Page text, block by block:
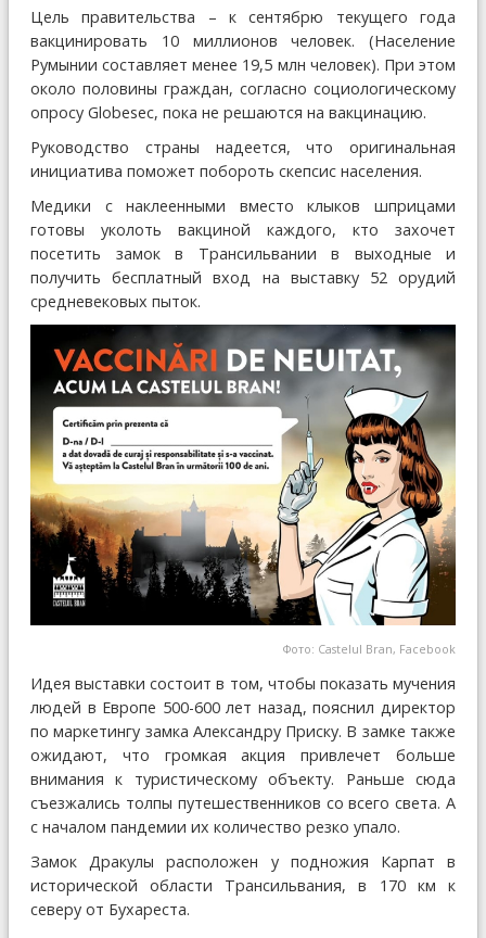
Цель правительства – к сентябрю текущего года
вакцинировать 10 миллионов человек. (Население
Румынии составляет менее 19,5 млн человек). При этом
около половины граждан, согласно социологическому
опросу Globesec, пока не решаются на вакцинацию.
Руководство страны надеется, что оригинальная
инициатива поможет побороть скепсис населения.
Медики с наклеенными вместо клыков шприцами
готовы уколоть вакциной каждого, кто захочет
посетить замок в Трансильвании в выходные и
получить бесплатный вход на выставку 52 орудий
средневековых пыток.
Фото: Castelul Bran, Facebook
Идея выставки состоит в том, чтобы показать мучения
людей в Европе 500-600 лет назад, пояснил директор
по маркетингу замка Александру Приску. В замке также
ожидают, что громкая акция привлечет больше
внимания к туристическому объекту. Раньше сюда
съезжались толпы путешественников со всего света. А
с началом пандемии их количество резко упало.
Замок Дракулы расположен у подножия Карпат в
исторической области Трансильвания, в 170 км к
северу от Бухареста.